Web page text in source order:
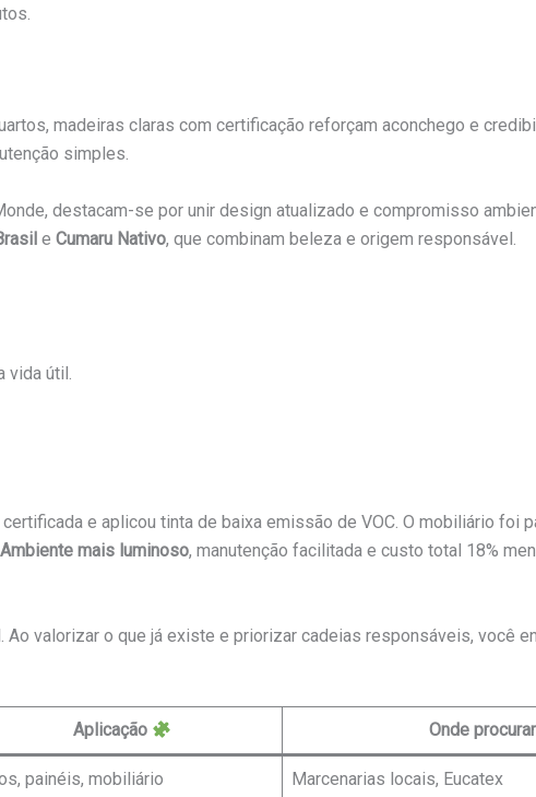
madeiras claras com certificação reforçam aconchego e
simples.
destacam-se por unir design atualizado e compromisso
e Cumaru Nativo, que combinam beleza e origem responsável.
vida útil.
e aplicou tinta de baixa emissão de VOC. O mobiliário foi
Ambiente mais luminoso, manutenção facilitada e custo total 18%
valorizar o que já existe e priorizar cadeias responsáveis, você
Aplicação Onde procurar
painéis, mobiliário Marcenarias locais, Eucatex